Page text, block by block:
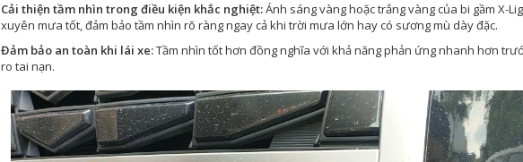
Cải thiện tầm nhìn trong điều kiện khắc nghiệt:Ánh sáng vàng hoặc trắng vàng của bi gầm X-
xuyên mưa tốt, đảm bảo tầm nhìn rõ ràng ngay cả khi trời mưa lớn hay có sương mù dày đặc.
Đảm bảo an toàn khi lái xe:Tầm nhìn tốt hơn đồng nghĩa với khả năng phản ứng nhanh hơn
ro tai nạn.